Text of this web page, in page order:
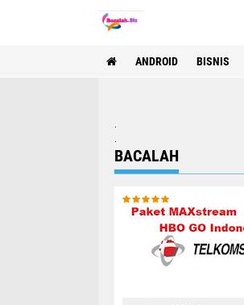
ANDROID BISNIS
BACALAH